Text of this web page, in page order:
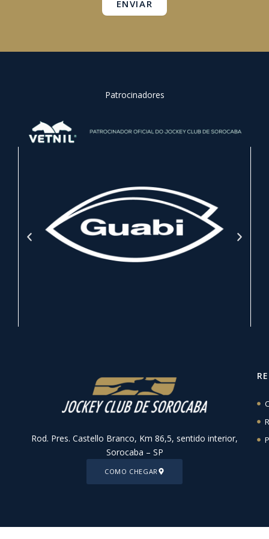
ENVIAR
Patrocinadores
Rod. Pres. Castello Branco, Km 86,5, sentido interior,
Sorocaba – SP
COMO CHEGAR